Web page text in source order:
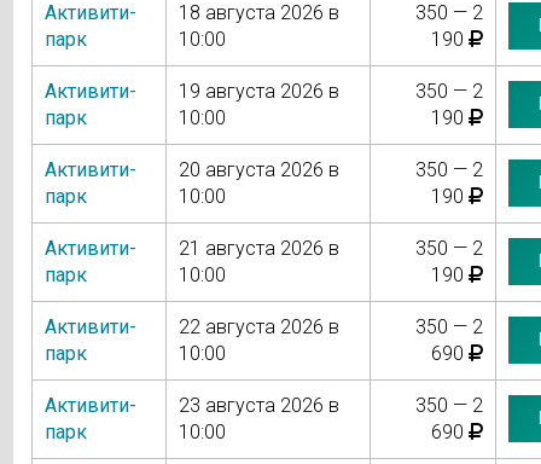
Активити-
парк
18 августа 2026 в
10:00
350 — 2
190
Активити-
парк
19 августа 2026 в
10:00
350 — 2
190
Активити-
парк
20 августа 2026 в
10:00
350 — 2
190
Активити-
парк
21 августа 2026 в
10:00
350 — 2
190
Активити-
парк
22 августа 2026 в
10:00
350 — 2
690
Активити-
парк
23 августа 2026 в
10:00
350 — 2
690